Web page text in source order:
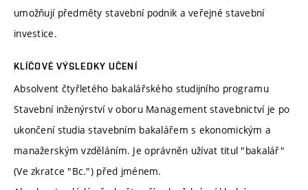
umožňují předměty stavební podnik a veřejné stavební
investice.
KLÍČOVÉ VÝSLEDKY UČENÍ
Absolvent čtyřletého bakalářského studijního programu
Stavební inženýrství v oboru Management stavebnictví je po
ukončení studia stavebním bakalářem s ekonomickým a
manažerským vzděláním. Je oprávněn užívat titul "bakalář"
(Ve zkratce "Bc.") před jménem.